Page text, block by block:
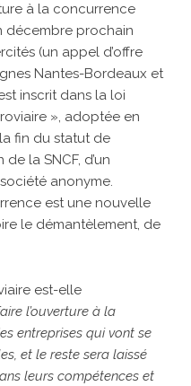
à la concurrence
décembre prochain
(un appel d’offre
Nantes-Bordeaux et
inscrit dans la loi
», adoptée en
fin du statut de
la SNCF, d’un
anonyme.
est une nouvelle
le démantèlement, de
est-elle
l’ouverture à la
entreprises qui vont se
et le reste sera laissé
leurs compétences et